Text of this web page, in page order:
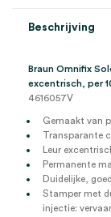
aantal
Beschrijving
Braun Omnifix
excentrisch, per
4616057V
Gemaakt van
Transparante
Leur
Permanente
Duidelijke,
Stamper met
injectie: